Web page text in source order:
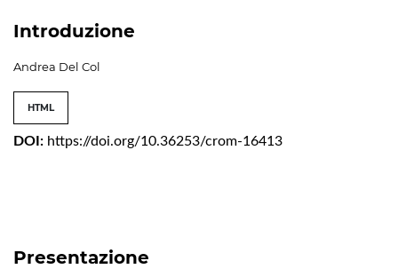
Introduzione
Andrea Del Col
HTML
DOI: https://doi.org/10.36253/crom-16413
Presentazione